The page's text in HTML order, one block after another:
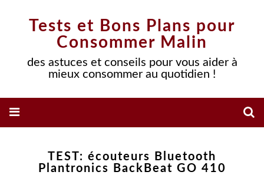
Tests et Bons Plans pour
Consommer Malin
des astuces et conseils pour vous aider à
mieux consommer au quotidien !
TEST: écouteurs Bluetooth
Plantronics BackBeat GO 410